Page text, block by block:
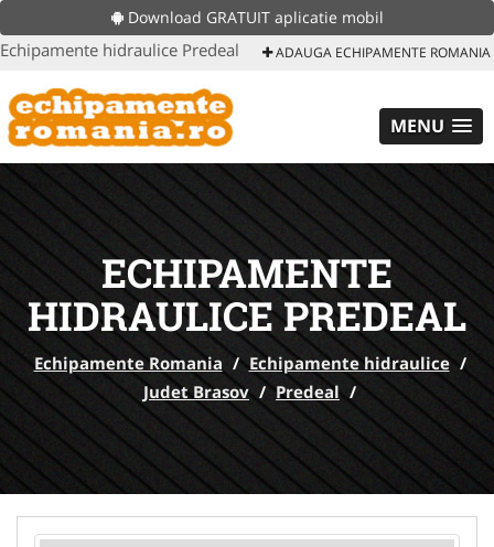
Download GRATUIT aplicatie mobil
Echipamente hidraulice Predeal ADAUGA ECHIPAMENTE ROMANIA
MENU
ECHIPAMENTE
HIDRAULICE PREDEAL
Echipamente Romania / Echipamente hidraulice /
Judet Brasov / Predeal /